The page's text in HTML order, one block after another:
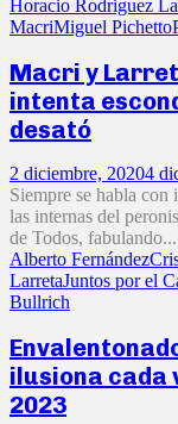
Horacio Rodriguez
MacriMiguel Pichetto
Macri y
intenta
desató
2 diciembre, 20204
Siempre se habla con
las internas del
de Todos, fabulando...
Alberto Fernández
LarretaJuntos por el
Bullrich
ilusiona cada
2023